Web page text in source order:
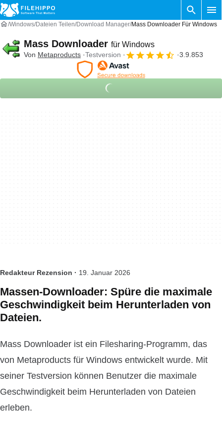
Windows Dateien Teilen Download Manager Mass Downloader Für Windows
Mass Downloader für Windows
Von Metaproducts Testversion 3.9.853
Redakteur Rezension · 19. Januar 2026
Massen-Downloader: Spüre die maximale
Geschwindigkeit beim Herunterladen von
Dateien.
Mass Downloader ist ein Filesharing-Programm, das
von Metaproducts für Windows entwickelt wurde. Mit
seiner Testversion können Benutzer die maximale
Geschwindigkeit beim Herunterladen von Dateien
erleben.